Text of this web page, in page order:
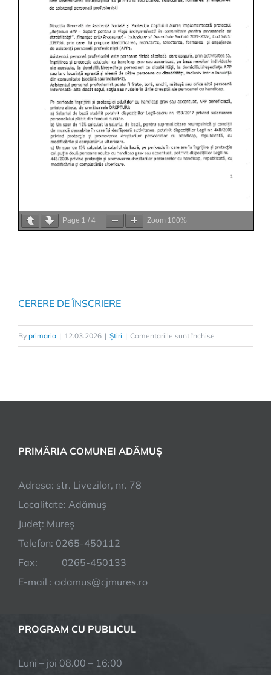
Page 1 / 4 Zoom 100%
CERERE DE ÎNSCRIERE
By primaria | 12.03.2026 | Știri | Comentariile sunt închise
PRIMĂRIA COMUNEI ADĂMUȘ
Adresa: str. Livezilor, nr. 78
Localitate: Adămuș
Județ: Mureș
Telefon: 0265-450112
Fax: 0265-450133
E-mail : adamus@cjmures.ro
PROGRAM CU PUBLICUL
Luni – joi 08.00 – 16:00